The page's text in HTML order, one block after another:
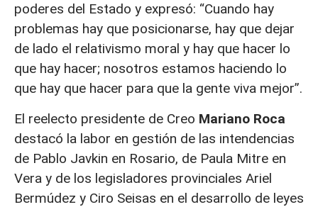
poderes del Estado y expresó: “Cuando hay
problemas hay que posicionarse, hay que dejar
de lado el relativismo moral y hay que hacer lo
que hay hacer; nosotros estamos haciendo lo
que hay que hacer para que la gente viva mejor”.
El reelecto presidente de Creo Mariano Roca
destacó la labor en gestión de las intendencias
de Pablo Javkin en Rosario, de Paula Mitre en
Vera y de los legisladores provinciales Ariel
Bermúdez y Ciro Seisas en el desarrollo de leyes